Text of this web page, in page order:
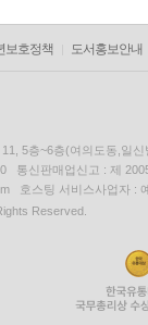
보호정책 도서홍보안내
5층~6층(여의도동,일신
통신판매업신고 : 제
호스팅 서비스사업자 :
Reserved.